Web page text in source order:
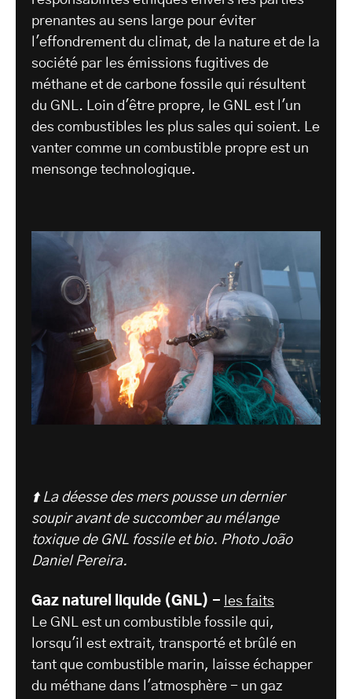
prenantes au sens large pour éviter
l'effondrement du climat, de la nature et de la
société par les émissions fugitives de
méthane et de carbone fossile qui résultent
du GNL. Loin d'être propre, le GNL est l'un
des combustibles les plus sales qui soient. Le
vanter comme un combustible propre est un
mensonge technologique.
⬆️ La déesse des mers pousse un dernier
soupir avant de succomber au mélange
toxique de GNL fossile et bio. Photo João
Daniel Pereira.
Gaz naturel liquide (GNL) - les faits
Le GNL est un combustible fossile qui,
lorsqu'il est extrait, transporté et brûlé en
tant que combustible marin, laisse échapper
du méthane dans l'atmosphère - un gaz